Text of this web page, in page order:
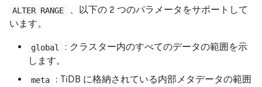
ALTER RANGE
、以下の 2 つのパラメータをサポートして
います。
global
: クラスター内のすべてのデータの範囲を示
します。
meta
: TiDB に格納されている内部メタデータの範囲